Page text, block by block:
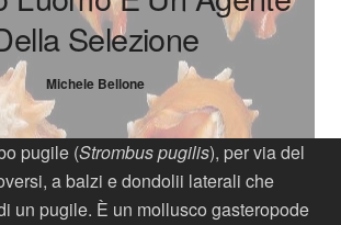
Selezione
Michele Bellone
pugile (Strombus pugilis), per via del
a balzi e dondolii laterali che
un pugile. È un mollusco gasteropode